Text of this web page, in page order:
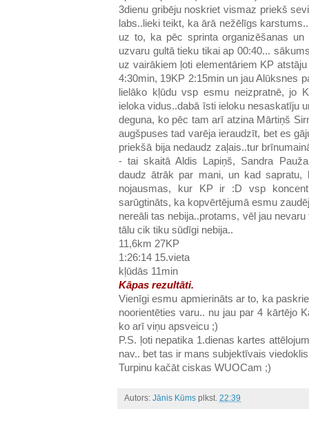
3dienu gribēju noskriet vismaz priekš
labs..lieki teikt, ka ārā nežēlīgs
uz to, ka pēc sprinta organizēšanas un
uzvaru gultā tieku tikai ap 00:40...
uz vairākiem ļoti elementāriem KP
4:30min, 19KP 2:15min un jau Alūksnes
lielāko kļūdu vsp esmu neizpratnē, jo
ieloka vidus..dabā īsti ieloku nesaskatīju
deguna, ko pēc tam arī atzina Mārtiņš
augšpuses tad varēja ieraudzīt, bet es
priekšā bija nedaudz zaļais..tur
- tai skaitā Aldis Lapiņš, Sandra
daudz ātrāk par mani, un kad
nojausmas, kur KP ir :D vsp
sarūgtināts, ka kopvērtējumā esmu
nereāli tas nebija..protams, vēl jau
tālu cik tiku sūdīgi nebija..
11,6km 27KP
1:26:14 15.vieta
kļūdās 11min
Kāpas rezultāti.
Vienīgi esmu apmierināts ar to, ka
noorientēties varu.. nu jau par 4 kārtējo
ko arī viņu apsveicu ;)
P.S. ļoti nepatika 1.dienas kartes
nav.. bet tas ir mans subjektīvais
Turpinu kačāt ciskas WUOCam ;)
Autors: Jānis Kūms plkst. 22:39